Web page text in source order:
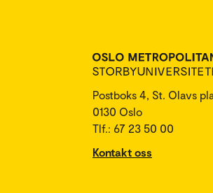
Postboks 4, St. Olavs
0130 Oslo
Tlf.: 67 23 50 00
Kontakt oss